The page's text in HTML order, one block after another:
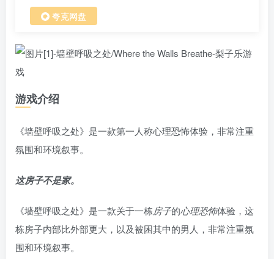
夸克网盘
游戏介绍
《墙壁呼吸之处》是一款第一人称心理恐怖体验，非常注重
氛围和环境叙事。
这房子不是家。
《墙壁呼吸之处》是一款关于一栋房子的心理恐怖体验，这
栋房子内部比外部更大，以及被困其中的男人，非常注重氛
围和环境叙事。